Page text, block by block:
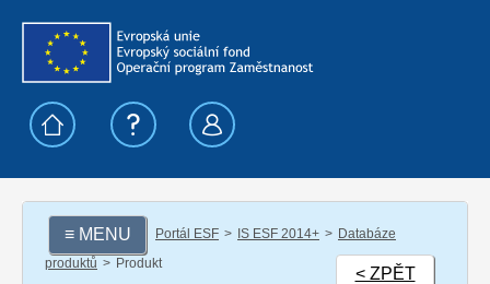
≡ MENU Portál ESF IS ESF 2014+
Databáze
produktů
Produkt
< ZPĚT